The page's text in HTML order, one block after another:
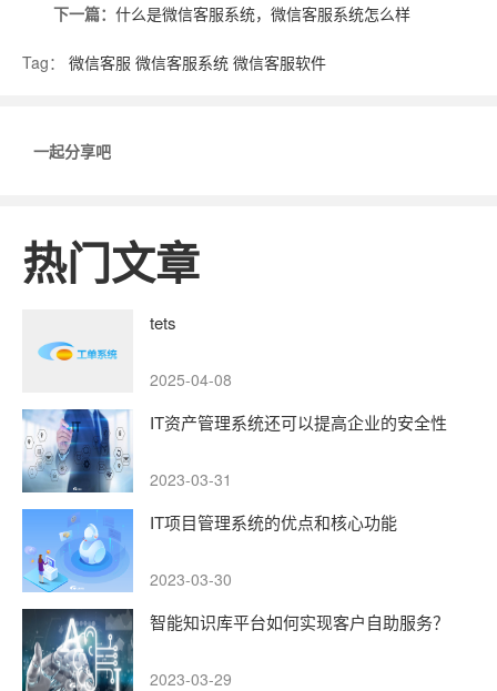
下一篇： 什么是微信客服系统，微信客服系统怎么样
Tag： 微信客服 微信客服系统 微信客服软件
一起分享吧
热门文章
tets
2025-04-08
IT资产管理系统还可以提高企业的安全性
2023-03-31
IT项目管理系统的优点和核心功能
2023-03-30
智能知识库平台如何实现客户自助服务？
2023-03-29